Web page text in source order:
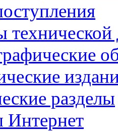
разделы
Интернет